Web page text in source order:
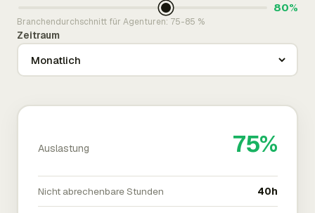
80%
Branchendurchschnitt für Agenturen: 75-85 %
Zeitraum
Auslastung 75%
Nicht abrechenbare Stunden 40h